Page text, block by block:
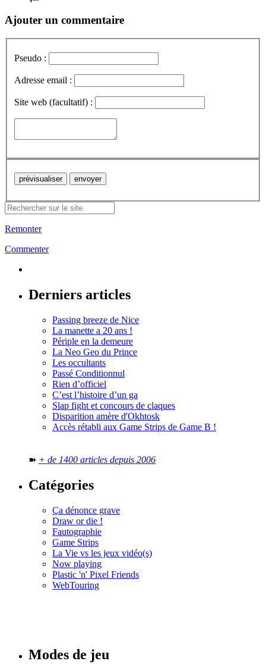
Ajouter un commentaire
Pseudo :
Adresse email :
Site web (facultatif) :
Remonter
Commenter
Derniers articles
Passing breeze de Nice
La manette a 20 ans !
Périple en la demeure
La Neo Geo du Prince
Les occultants
Passé Conditionnul
Rien d’officiel
C’est l’histoire d’un ga
Slap fight et concours de claques
Disparition amère d'Okhtosk
Accès rétabli aux Game Strips de Game B !
➽ + de 1400 articles depuis 2006
Catégories
Ça dénonce grave
Draw or die !
Fautographie
Game Strips
La Vie vs les jeux vidéo(s)
Now playing
Plastic 'n' Pixel Friends
WebTouring
Modes de jeu